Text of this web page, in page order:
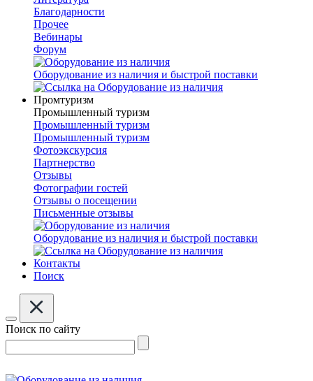
Благодарности
Прочее
Вебинары
Форум
Оборудование из наличия и быстрой поставки
Промтуризм
Промышленный туризм
Промышленный туризм
Промышленный туризм
Фотоэкскурсия
Партнерство
Отзывы
Фотографии гостей
Отзывы о посещении
Письменные отзывы
Оборудование из наличия и быстрой поставки
Контакты
Поиск
Поиск по сайту